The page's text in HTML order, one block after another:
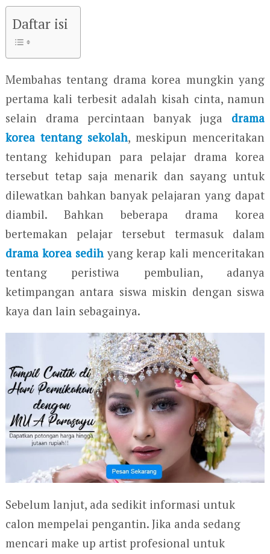
Daftar isi
Membahas tentang drama korea mungkin yang
pertama kali terbesit adalah kisah cinta, namun
selain drama percintaan banyak juga drama
korea tentang sekolah, meskipun menceritakan
tentang kehidupan para pelajar drama korea
tersebut tetap saja menarik dan sayang untuk
dilewatkan bahkan banyak pelajaran yang dapat
diambil. Bahkan beberapa drama korea
bertemakan pelajar tersebut termasuk dalam
drama korea sedihyang kerap kali menceritakan
tentang peristiwa pembulian, adanya
ketimpangan antara siswa miskin dengan siswa
kaya dan lain sebagainya.
Sebelum lanjut, ada sedikit informasi untuk
calon mempelai pengantin. Jika anda sedang
mencari make up artist profesional untuk